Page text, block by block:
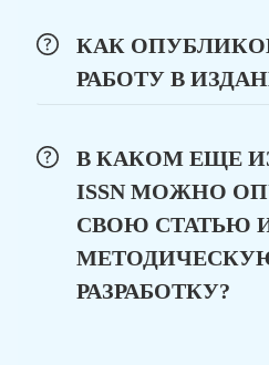
КАК
РАБОТУ В
В КАКОМ ЕЩЕ
ISSN МОЖНО
СВОЮ СТАТЬЮ
РАЗРАБОТКУ?